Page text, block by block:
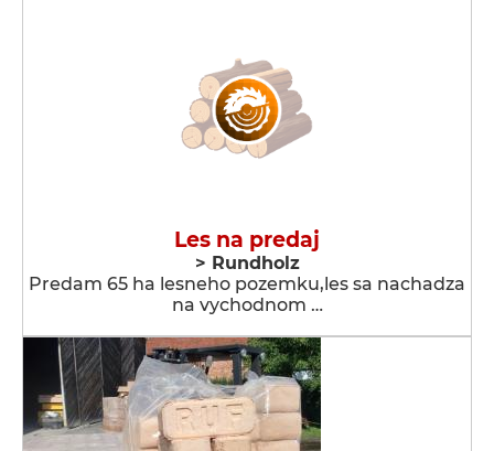
Les na predaj
> Rundholz
Predam 65 ha lesneho pozemku,les sa nachadza
na vychodnom …